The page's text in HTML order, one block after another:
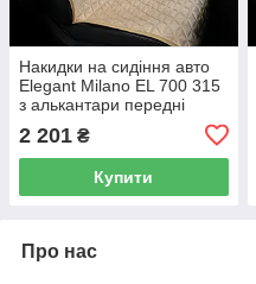
Накидки на сидіння авто
Elegant Milano EL 700 315
з алькантари передні
2 201 ₴
Купити
Про нас